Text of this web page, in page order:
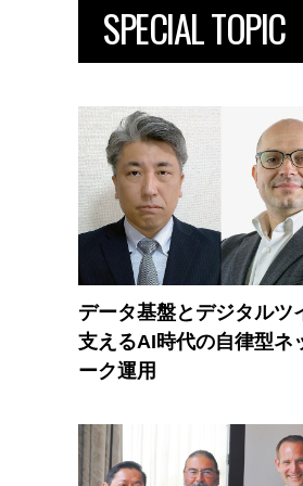
SPECIAL TOPIC
データ基盤とデジタルツ
支えるAI時代の自律型ネ
ーク運用